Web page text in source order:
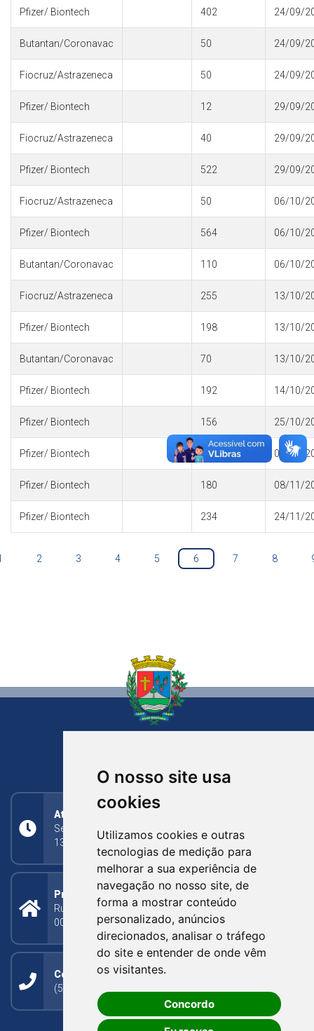
O nosso site usa
cookies
Utilizamos cookies e outras
tecnologias de medição para
melhorar a sua experiência de
navegação no nosso site, de
forma a mostrar conteúdo
personalizado, anúncios
direcionados, analisar o tráfego
do site e entender de onde vêm
os visitantes.
Concordo
Pfizer/ Biontech 402 24/09/
Butantan/Coronavac 50 24/09/
Fiocruz/Astrazeneca 50 24/09/
Pfizer/ Biontech 12 29/09/
Fiocruz/Astrazeneca 40 29/09/
Pfizer/ Biontech 522 29/09/
Fiocruz/Astrazeneca 50 06/10/
Pfizer/ Biontech 564 06/10/
Butantan/Coronavac 110 06/10/
Fiocruz/Astrazeneca 255 13/10/
Pfizer/ Biontech 198 13/10/
Butantan/Coronavac 70 13/10/
Pfizer/ Biontech 192 14/10/
Pfizer/ Biontech 156 25/10/
Pfizer/ Biontech 312 03/11/
Pfizer/ Biontech 180 08/11/
Pfizer/ Biontech 234 24/11/
2 3 4 5 6 7 8
Atendimento
Segunda a Sexta: 8h às 11h30min (manhã);
13h30min às 17h (tarde)
Prefeitura Municipal
Rua Silva Jardim, 505 - Bairro Centro - CEP: 95340-
000
Contato
(54) 3273-1649 ou (54) 3273-1150